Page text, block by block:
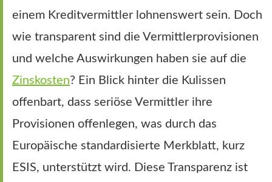
einem Kreditvermittler lohnenswert sein. Doch
wie transparent sind die Vermittlerprovisionen
und welche Auswirkungen haben sie auf die
Zinskosten? Ein Blick hinter die Kulissen
offenbart, dass seriöse Vermittler ihre
Provisionen offenlegen, was durch das
Europäische standardisierte Merkblatt, kurz
ESIS, unterstützt wird. Diese Transparenz ist